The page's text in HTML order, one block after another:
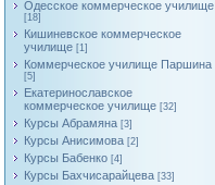
Одесское коммерческое училище
[18]
Кишиневское коммерческое
училище [1]
Коммерческое училище Паршина
[5]
Екатеринославское
коммерческое училище [32]
Курсы Абрамяна [3]
Курсы Анисимова [2]
Курсы Бабенко [4]
Курсы Бахчисарайцева [33]